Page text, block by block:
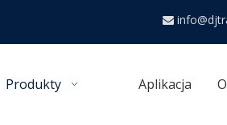

Produkty Aplikacja O